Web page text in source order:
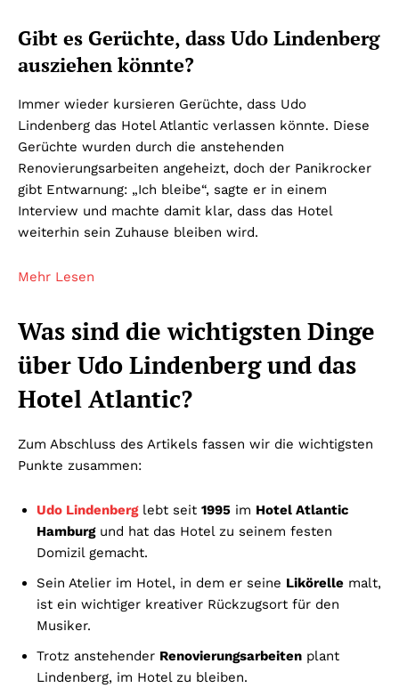
Gibt es Gerüchte, dass Udo Lindenberg
ausziehen könnte?
Immer wieder kursieren Gerüchte, dass Udo
Lindenberg das Hotel Atlantic verlassen könnte. Diese
Gerüchte wurden durch die anstehenden
Renovierungsarbeiten angeheizt, doch der Panikrocker
gibt Entwarnung: „Ich bleibe“, sagte er in einem
Interview und machte damit klar, dass das Hotel
weiterhin sein Zuhause bleiben wird.
Mehr Lesen
Was sind die wichtigsten Dinge
über Udo Lindenberg und das
Hotel Atlantic?
Zum Abschluss des Artikels fassen wir die wichtigsten
Punkte zusammen:
Udo Lindenberglebt seit 1995 im Hotel Atlantic
Hamburgund hat das Hotel zu seinem festen
Domizil gemacht.
Sein Atelier im Hotel, in dem er seine Likörelle malt,
ist ein wichtiger kreativer Rückzugsort für den
Musiker.
Trotz anstehender Renovierungsarbeiten plant
Lindenberg, im Hotel zu bleiben.